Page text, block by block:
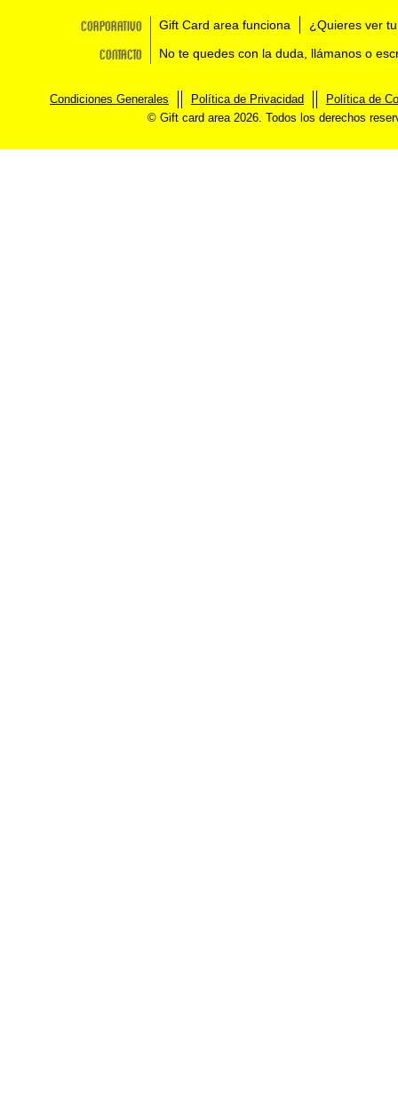
Corporativo Gift Card area funciona ¿Quieres ver
Contacto No te quedes con la duda, llámanos o
Condiciones Generales Política de Privacidad
Política de
© Gift card area 2026. Todos los derechos